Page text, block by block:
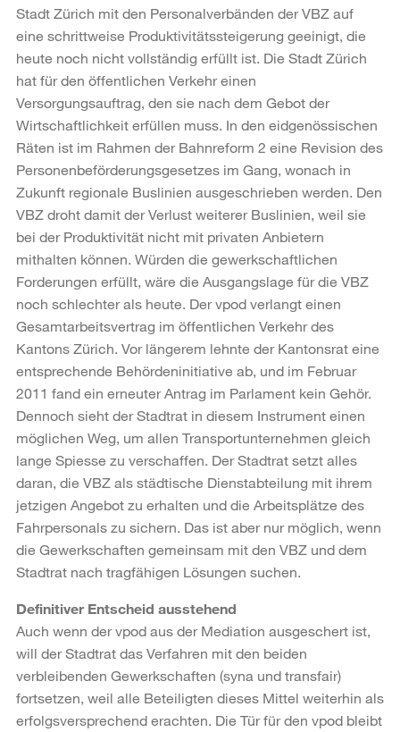
Stadt Zürich mit den Personalverbänden der VBZ auf
eine schrittweise Produktivitätssteigerung geeinigt, die
heute noch nicht vollständig erfüllt ist. Die Stadt Zürich
hat für den öffentlichen Verkehr einen
Versorgungsauftrag, den sie nach dem Gebot der
Wirtschaftlichkeit erfüllen muss. In den eidgenössischen
Räten ist im Rahmen der Bahnreform 2 eine Revision des
Personenbeförderungsgesetzes im Gang, wonach in
Zukunft regionale Buslinien ausgeschrieben werden. Den
VBZ droht damit der Verlust weiterer Buslinien, weil sie
bei der Produktivität nicht mit privaten Anbietern
mithalten können. Würden die gewerkschaftlichen
Forderungen erfüllt, wäre die Ausgangslage für die VBZ
noch schlechter als heute. Der vpod verlangt einen
Gesamtarbeitsvertrag im öffentlichen Verkehr des
Kantons Zürich. Vor längerem lehnte der Kantonsrat eine
entsprechende Behördeninitiative ab, und im Februar
2011 fand ein erneuter Antrag im Parlament kein Gehör.
Dennoch sieht der Stadtrat in diesem Instrument einen
möglichen Weg, um allen Transportunternehmen gleich
lange Spiesse zu verschaffen. Der Stadtrat setzt alles
daran, die VBZ als städtische Dienstabteilung mit ihrem
jetzigen Angebot zu erhalten und die Arbeitsplätze des
Fahrpersonals zu sichern. Das ist aber nur möglich, wenn
die Gewerkschaften gemeinsam mit den VBZ und dem
Stadtrat nach tragfähigen Lösungen suchen.
Definitiver Entscheid ausstehend
Auch wenn der vpod aus der Mediation ausgeschert ist,
will der Stadtrat das Verfahren mit den beiden
verbleibenden Gewerkschaften (syna und transfair)
fortsetzen, weil alle Beteiligten dieses Mittel weiterhin als
erfolgsversprechend erachten. Die Tür für den vpod bleibt